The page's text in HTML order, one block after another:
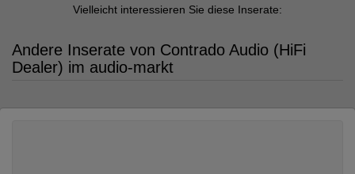
Vielleicht interessieren Sie diese Inserate:
Andere Inserate von Contrado Audio (HiFi
Dealer) im audio-markt